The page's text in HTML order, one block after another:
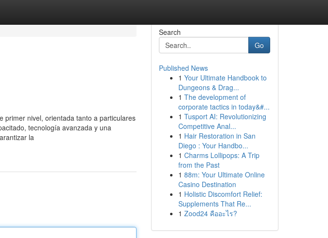
primer nivel, orientada tanto a particulares
tecnología avanzada y una
la
Search
Go
Published News
1 Your Ultimate Handbook to
Dungeons & Drag...
1 The development of
corporate tactics in today&#...
1 Tusport AI: Revolutionizing
Competitive Anal...
1 Hair Restoration in San
Diego : Your Handbo...
1 Charms Lollipops: A Trip
from the Past
1 88m: Your Ultimate Online
Casino Destination
1 Holistic Discomfort Relief:
Supplements That Re...
1 Zood24 คืออะไร?